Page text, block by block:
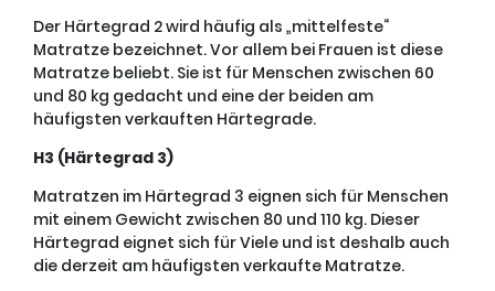
Der Härtegrad 2 wird häufig als „mittelfeste“
Matratze bezeichnet. Vor allem bei Frauen ist diese
Matratze beliebt. Sie ist für Menschen zwischen 60
und 80 kg gedacht und eine der beiden am
häufigsten verkauften Härtegrade.
H3 (Härtegrad 3)
Matratzen im Härtegrad 3 eignen sich für Menschen
mit einem Gewicht zwischen 80 und 110 kg. Dieser
Härtegrad eignet sich für Viele und ist deshalb auch
die derzeit am häufigsten verkaufte Matratze.